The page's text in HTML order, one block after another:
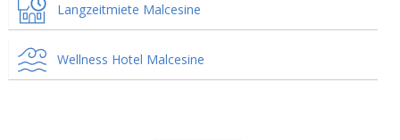
Langzeitmiete Malcesine
Wellness Hotel Malcesine